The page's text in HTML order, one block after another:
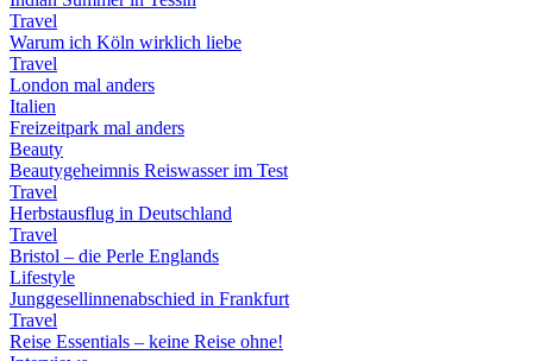
Travel
Warum ich Köln wirklich liebe
Travel
London mal anders
Italien
Freizeitpark mal anders
Beauty
Beautygeheimnis Reiswasser im Test
Travel
Herbstausflug in Deutschland
Travel
Bristol – die Perle Englands
Lifestyle
Junggesellinnenabschied in Frankfurt
Travel
Reise Essentials – keine Reise ohne!